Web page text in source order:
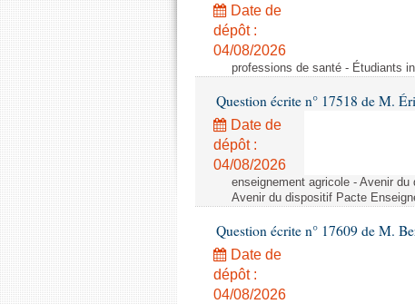
Date de
dépôt :
04/08/2026
professions de santé - Étudiants
Question écrite n° 17518 de M.
Date de
dépôt :
04/08/2026
enseignement agricole - Avenir
Avenir du dispositif Pacte
Question écrite n° 17609 de M.
Date de
dépôt :
04/08/2026